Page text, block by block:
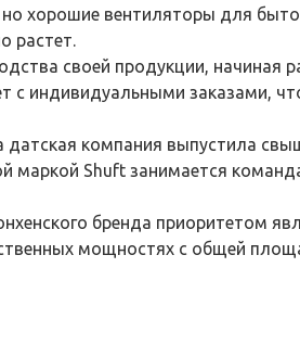
хорошие вентиляторы для
растет.
своей продукции, начиная
индивидуальными заказами,
компания выпустила
маркой Shuft занимается
бренда приоритетом
мощностях с общей